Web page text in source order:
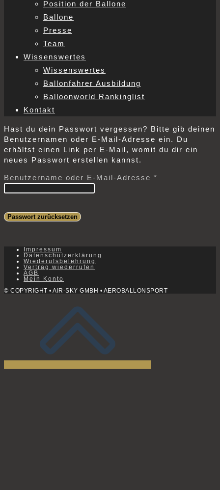
Position der Ballone
Ballone
Presse
Team
Wissenswertes
Wissenswertes
Ballonfahrer Ausbildung
Balloonworld Rankinglist
Kontakt
Hast du dein Passwort vergessen? Bitte gib deinen
Benutzernamen oder E-Mail-Adresse ein. Du
erhältst einen Link per E-Mail, womit du dir ein
neues Passwort erstellen kannst.
Benutzername oder E-Mail-Adresse *
Passwort zurücksetzen
Impressum
Datenschutzerklärung
Wiederufsbelehrung
Vertrag wiederrufen
AGB
Mein Konto
© COPYRIGHT • AIR-SKY GMBH • AEROBALLONSPORT